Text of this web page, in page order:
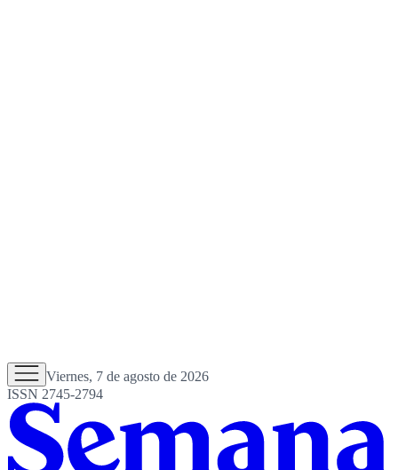
Viernes, 7 de agosto de 2026
ISSN 2745-2794